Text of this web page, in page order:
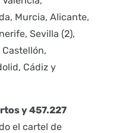
Murcia, Alicante,
Sevilla (2),
Castellón,
Cádiz y
y 457.227
el cartel de